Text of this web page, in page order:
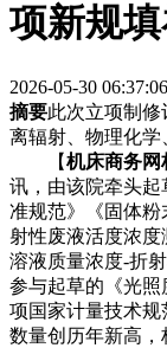
项新规
2026-05-30 06:37:06
摘要此次立项制
离辐射、物理化学
【机床商务网
讯，由该院牵头
准规范》《固体
射性废液活度浓
溶液质量浓度-折
参与起草的《光
项国家计量技术
数量创历年新高